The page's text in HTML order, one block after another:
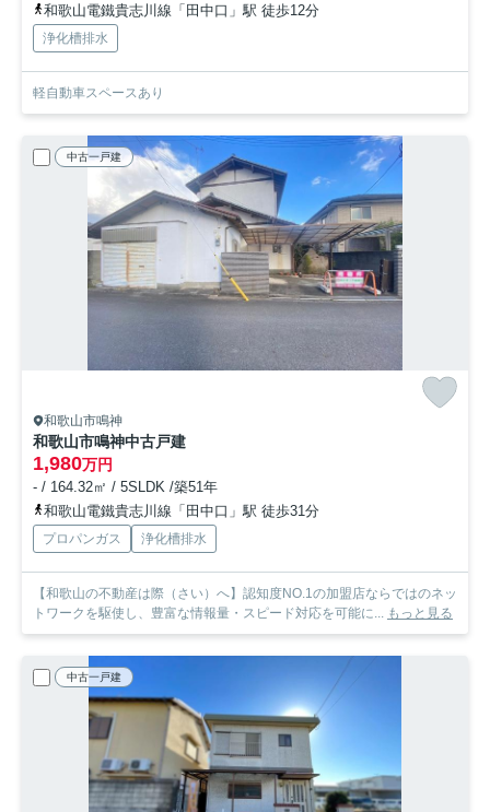
和歌山電鐵貴志川線「田中口」駅 徒歩12分
浄化槽排水
軽自動車スペースあり
中古一戸建
和歌山市鳴神
和歌山市鳴神中古戸建
1,980万円
- / 164.32㎡ / 5SLDK /築51年
和歌山電鐵貴志川線「田中口」駅 徒歩31分
プロパンガス 浄化槽排水
【和歌山の不動産は際（さい）へ】認知度NO.1の加盟店ならではのネッ
トワークを駆使し、豊富な情報量・スピード対応を可能に... もっと見る
中古一戸建